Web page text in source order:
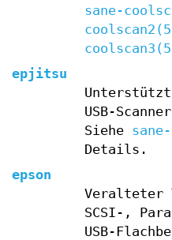
sane-
epjitsu
USB-
Siehe
Details.
epson
Veralteter
SCSI-,
USB-